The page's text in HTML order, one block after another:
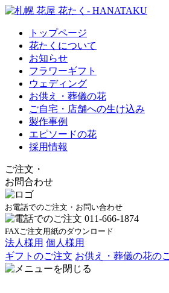
トップページ
花たくについて
お知らせ
フラワーギフト
ウェディング
お供え・葬儀の花
ご自宅・店舗への生け込み
製作事例
エピソードの花
採用情報
ご注文 ・
お問合わせ
お電話でのご注文・お問い合わせ
FAXご注文用紙のダウンロード
法人様用 個人様用
ギフトのご注文 お供え・葬儀の花の